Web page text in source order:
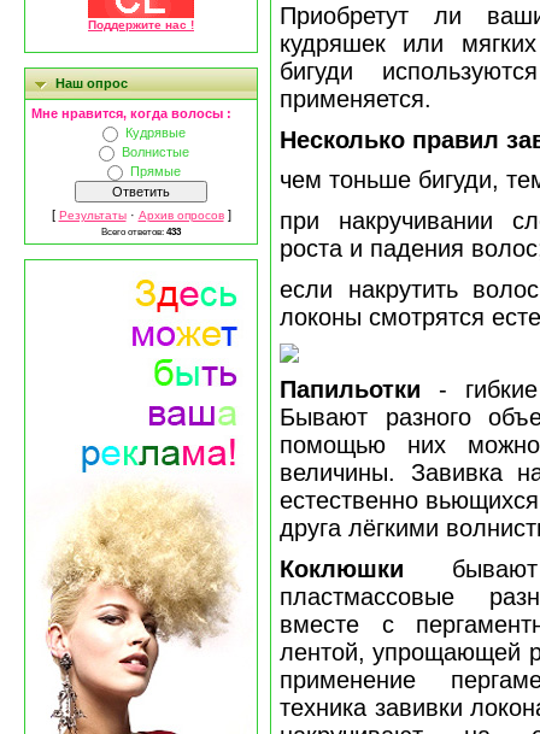
Поддержите нас !
Наш опрос
Мне нравится, когда волосы :
Кудрявые
Волнистые
Прямые
[ Результаты· Архив опросов]
Всего ответов: 433
Приобретут ли
кудряшек или
бигуди
применяется.
Несколько правил
чем тоньше бигуди,
при накручивании
роста и падения
если накрутить
локоны смотрятся
Папильотки -
Бывают разного
помощью них
величины. Завивка
естественно
друга лёгкими
Коклюшки
пластмассовые
вместе с
лентой, упрощающей
применение
техника завивки